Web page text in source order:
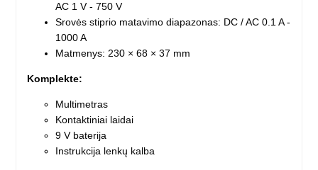
AC 1 V - 750 V
Srovės stiprio matavimo diapazonas: DC / AC 0.1 A -
1000 A
Matmenys: 230 × 68 × 37 mm
Komplekte:
Multimetras
Kontaktiniai laidai
9 V baterija
Instrukcija lenkų kalba